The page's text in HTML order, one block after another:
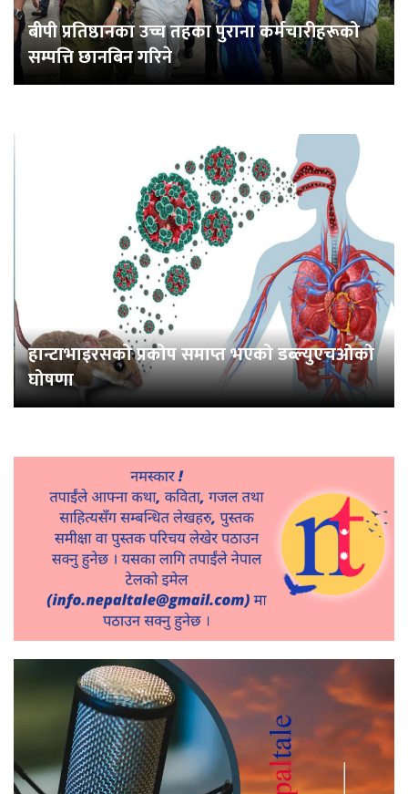
बीपी प्रतिष्ठानका उच्च तहका पुराना कर्मचारीहरूको
सम्पत्ति छानबिन गरिने
हान्टाभाइरसको प्रकोप समाप्त भएको डब्ल्युएचओको
घोषणा